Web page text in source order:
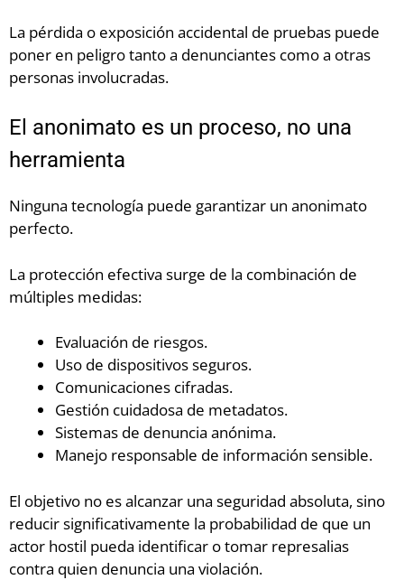
La pérdida o exposición accidental de pruebas puede
poner en peligro tanto a denunciantes como a otras
personas involucradas.
El anonimato es un proceso, no una
herramienta
Ninguna tecnología puede garantizar un anonimato
perfecto.
La protección efectiva surge de la combinación de
múltiples medidas:
Evaluación de riesgos.
Uso de dispositivos seguros.
Comunicaciones cifradas.
Gestión cuidadosa de metadatos.
Sistemas de denuncia anónima.
Manejo responsable de información sensible.
El objetivo no es alcanzar una seguridad absoluta, sino
reducir significativamente la probabilidad de que un
actor hostil pueda identificar o tomar represalias
contra quien denuncia una violación.